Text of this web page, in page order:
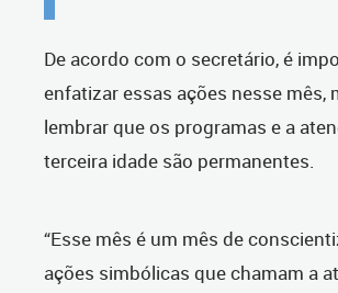
De acordo com o secretário, é
enfatizar essas ações nesse mês,
lembrar que os programas e a
terceira idade são permanentes.
“Esse mês é um mês de
ações simbólicas que chamam a